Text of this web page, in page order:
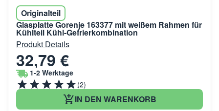
Originalteil
Glasplatte Gorenje 163377 mit weißem Rahmen für
Kühlteil Kühl-Gefrierkombination
Produkt Details
32,79 €
1-2 Werktage
(2)
IN DEN WARENKORB